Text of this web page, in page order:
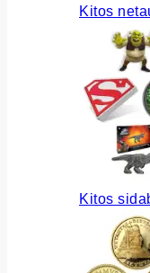
Kitos
Kitos